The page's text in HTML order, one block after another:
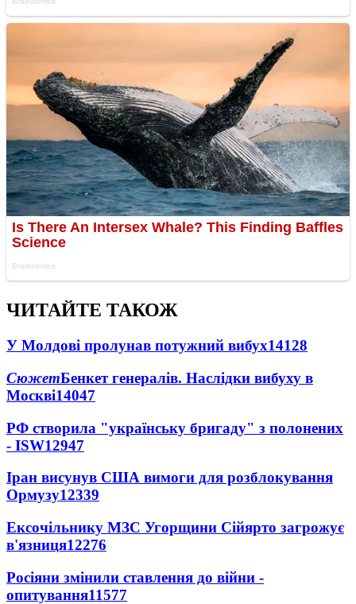
ЧИТАЙТЕ ТАКОЖ
У Молдові пролунав потужний вибух14128
СюжетБенкет генералів. Наслідки вибуху в
Москві14047
РФ створила "українську бригаду" з полонених
- ISW12947
Іран висунув США вимоги для розблокування
Ормузу12339
Ексочільнику МЗС Угорщини Сійярто загрожує
в'язниця12276
Росіяни змінили ставлення до війни -
опитування11577